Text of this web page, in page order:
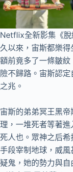
Netflix全新影集《
久以來，宙斯都樂
額前竟多了一條皺
險不歸路。宙斯認
之兆。
宙斯的弟弟冥王黑
理，一堆死者等著
死人也。眾神之后
手段宰制地球，威
疑鬼，她的勢力與